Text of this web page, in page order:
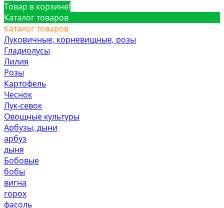
Товар в корзине!
Каталог товаров
Каталог товаров
Луковичные, корневищные, розы
Гладиолусы
Лилия
Розы
Картофель
Чеснок
Лук-севок
Овощные культуры
Арбузы, дыни
арбуз
дыня
Бобовые
бобы
вигна
горох
фасоль